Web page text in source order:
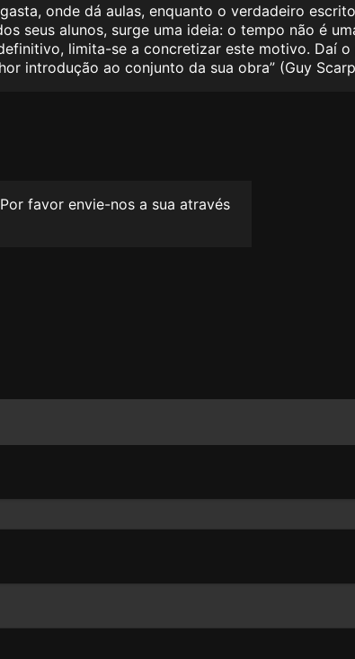
onde dá aulas, enquanto o verdadeiro
seus alunos, surge uma ideia: o tempo não é
limita-se a concretizar este motivo. Daí
introdução ao conjunto da sua obra” (Guy
favor envie-nos a sua através